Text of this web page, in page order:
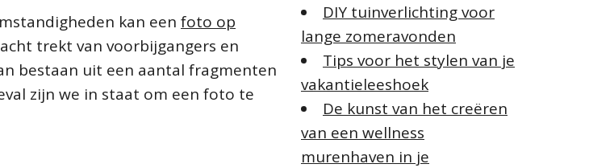
kan een foto op
trekt van voorbijgangers en
bestaan uit een aantal fragmenten
zijn we in staat om een foto te
a
a
r
:
DIY tuinverlichting voor
lange zomeravonden
Tips voor het stylen van je
vakantieleeshoek
De kunst van het creëren
van een wellness
murenhaven in je